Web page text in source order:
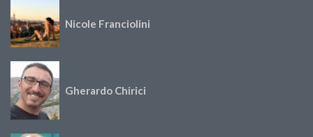
Nicole Franciolini
Gherardo Chirici